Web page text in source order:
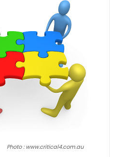
Photo : www.critical4.com.au